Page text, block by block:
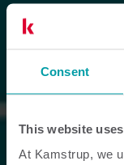
Consent
This website
At Kamstrup, we